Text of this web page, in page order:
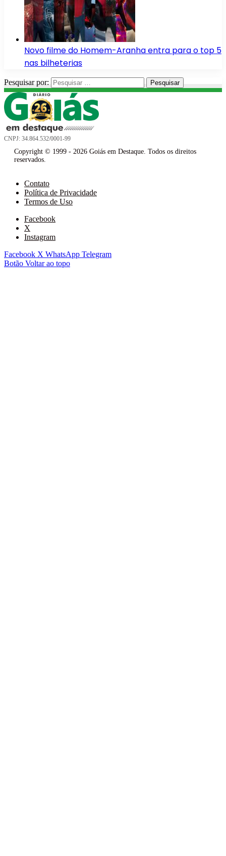
Novo filme do Homem-Aranha entra para o top 5
nas bilheterias
Pesquisar por:
CNPJ: 34.864.532/0001-99
Copyright © 1999 - 2026 Goiás em Destaque. Todos os direitos
reservados.
Contato
Política de Privacidade
Termos de Uso
Facebook
X
Instagram
Facebook X WhatsApp Telegram
Botão Voltar ao topo